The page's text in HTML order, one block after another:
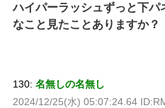
ハイパーラッシュずっと下
なこと見たことありますか？
130: 名無しの名無し
2024/12/25(水) 05:07:24.64